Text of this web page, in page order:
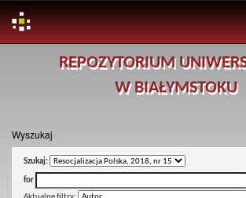
REPOZYTORIUM
W BIAŁYMSTOKU
Wyszukaj
Szukaj:
for